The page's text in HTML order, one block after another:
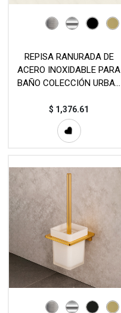
REPISA RANURADA DE
ACERO INOXIDABLE PARA
BAÑO COLECCIÓN URBAN
$ 1,376.61